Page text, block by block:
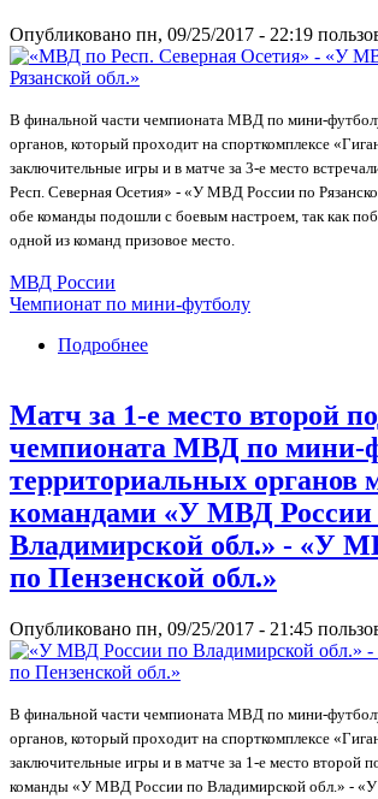
Опубликовано пн, 09/25/2017 - 22:19
В финальной части чемпионата МВД по мини-
органов, который проходит на спорткомплексе
заключительные игры и в матче за 3-е место
Респ. Северная Осетия» - «У МВД России по
обе команды подошли с боевым настроем, так как
одной из команд призовое место.
МВД России
Чемпионат по мини-футболу
Подробнее
«МВД по Респ. Северная
России по Рязанской обл.»
Матч за 1-е место второй
чемпионата МВД по мини-
территориальных органов
командами «У МВД России
Владимирской обл.» - «У
по Пензенской обл.»
Опубликовано пн, 09/25/2017 - 21:45
В финальной части чемпионата МВД по мини-
органов, который проходит на спорткомплексе
заключительные игры и в матче за 1-е место второй
команды «У МВД России по Владимирской обл.» -